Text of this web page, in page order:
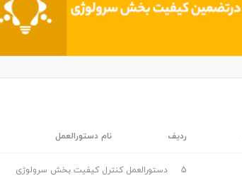
ردیف نام دستورالعمل
5 دستورالعمل کنترل کیفیت بخش سرولوژی